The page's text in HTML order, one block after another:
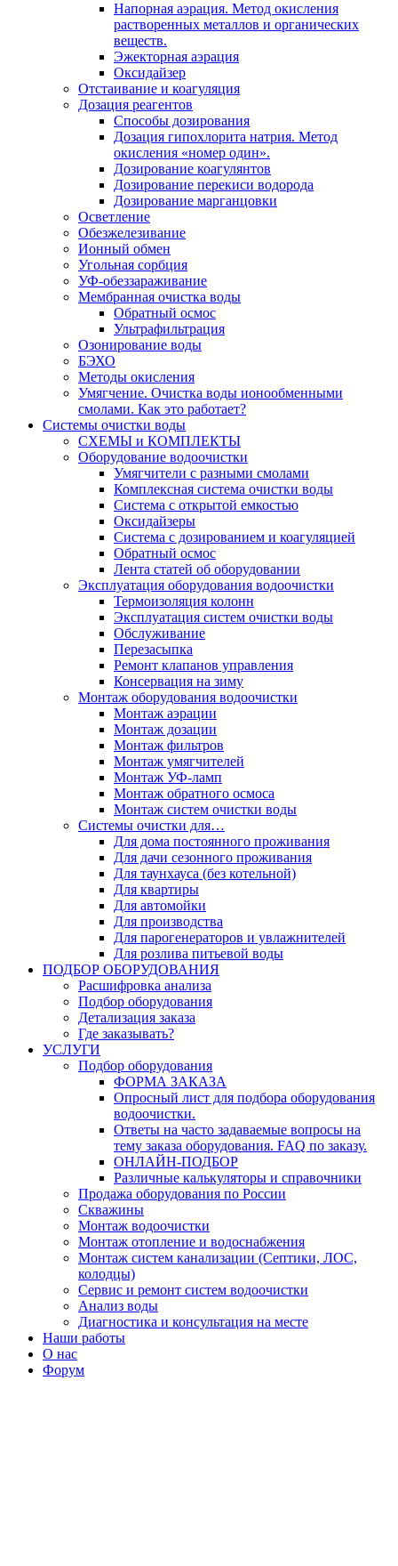
Напорная аэрация. Метод окисления
растворенных металлов и органических
веществ.
Эжекторная аэрация
Оксидайзер
Отстаивание и коагуляция
Дозация реагентов
Способы дозирования
Дозация гипохлорита натрия. Метод
окисления «номер один».
Дозирование коагулянтов
Дозирование перекиси водорода
Дозирование марганцовки
Осветление
Обезжелезивание
Ионный обмен
Угольная сорбция
УФ-обеззараживание
Мембранная очистка воды
Обратный осмос
Ультрафильтрация
Озонирование воды
БЭХО
Методы окисления
Умягчение. Очистка воды ионообменными
смолами. Как это работает?
Системы очистки воды
СХЕМЫ и КОМПЛЕКТЫ
Оборудование водоочистки
Умягчители с разными смолами
Комплексная система очистки воды
Система с открытой емкостью
Оксидайзеры
Система с дозированием и коагуляцией
Обратный осмос
Лента статей об оборудовании
Эксплуатация оборудования водоочистки
Термоизоляция колонн
Эксплуатация систем очистки воды
Обслуживание
Перезасыпка
Ремонт клапанов управления
Консервация на зиму
Монтаж оборудования водоочистки
Монтаж аэрации
Монтаж дозации
Монтаж фильтров
Монтаж умягчителей
Монтаж УФ-ламп
Монтаж обратного осмоса
Монтаж систем очистки воды
Системы очистки для…
Для дома постоянного проживания
Для дачи сезонного проживания
Для таунхауса (без котельной)
Для квартиры
Для автомойки
Для производства
Для парогенераторов и увлажнителей
Для розлива питьевой воды
ПОДБОР ОБОРУДОВАНИЯ
Расшифровка анализа
Подбор оборудования
Детализация заказа
Где заказывать?
УСЛУГИ
Подбор оборудования
ФОРМА ЗАКАЗА
Опросный лист для подбора оборудования
водоочистки.
Ответы на часто задаваемые вопросы на
тему заказа оборудования. FAQ по заказу.
ОНЛАЙН-ПОДБОР
Различные калькуляторы и справочники
Продажа оборудования по России
Скважины
Монтаж водоочистки
Монтаж отопление и водоснабжения
Монтаж систем канализации (Септики, ЛОС,
колодцы)
Сервис и ремонт систем водоочистки
Анализ воды
Диагностика и консультация на месте
Наши работы
О нас
Форум